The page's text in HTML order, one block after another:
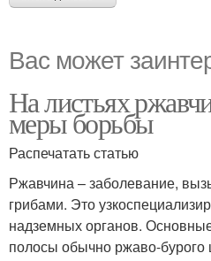
Вас может
На листьях
меры борьбы
Распечатать статью
Ржавчина – заболевание,
грибами. Это
надземных органов.
полосы обычно ржаво-